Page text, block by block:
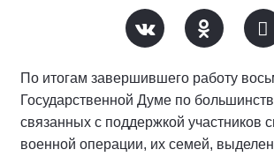
По итогам завершившего работу
Государственной Думе по
связанных с поддержкой участников
военной операции, их семей,